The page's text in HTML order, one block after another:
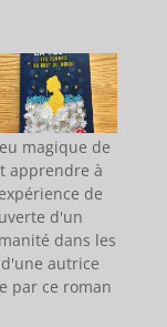
magique de
apprendre à
de
d'un
dans les
autrice
par ce roman